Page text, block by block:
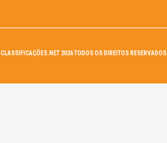
CLASSIFICAÇÕES.NET 2026 TODOS OS DIREITOS RESERVADOS